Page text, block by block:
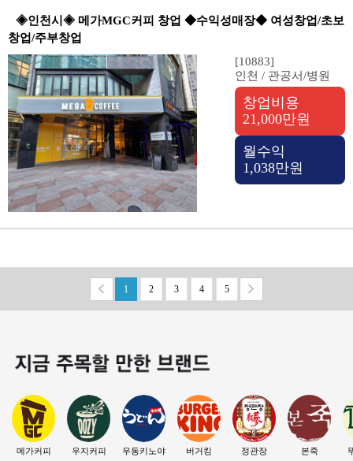
◈인천시◈ 메가MGC커피 창업 ◆수익성매장◆ 여성창업/초보
창업/주부창업
[10883]
인천 / 관공서/병원
창업비용
21,000만원
월수익
1,038만원
1 2 3 4 5
메가커피 우지커피 우동키노야 버거킹 정관장 본죽